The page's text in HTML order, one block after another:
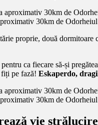
30km de Odorheiul
proprie, două
ca fiecare să-și
fiți pe fază! Eskaperdo,
30km de Odorheiul
vie